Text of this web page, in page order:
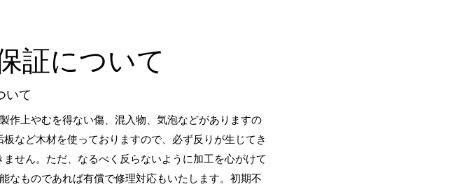
証について
いて
作上やむを得ない傷、混入物、気泡などがありますの
など木材を使っておりますので、必ず反りが生じてき
せん。ただ、なるべく反らないように加工を心がけて
なものであれば有償で修理対応もいたします。初期不